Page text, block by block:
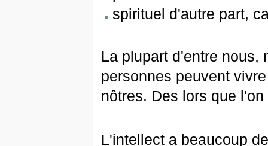
spirituel d'autre part,
La plupart d'entre nous,
personnes peuvent
nôtres. Des lors que
L'intellect a beaucoup